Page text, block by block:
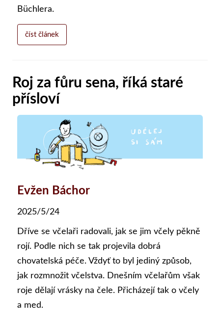
Büchlera.
číst článek
Roj za fůru sena, říká staré
přísloví
Evžen Báchor
2025/5/24
Dříve se včelaři radovali, jak se jim včely pěkně
rojí. Podle nich se tak projevila dobrá
chovatelská péče. Vždyť to byl jediný způsob,
jak rozmnožit včelstva. Dnešním včelařům však
roje dělají vrásky na čele. Přicházejí tak o včely
a med.